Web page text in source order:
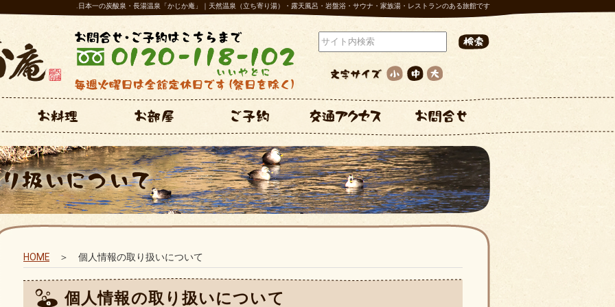
.日本一の炭酸泉・長湯温泉「かじか庵」｜天然温泉（立ち寄り湯）・露天風呂・岩盤浴・サウナ・家族湯・レストランのある旅館です
HOME ＞ 個人情報の取り扱いについて
個人情報の取り扱いについて